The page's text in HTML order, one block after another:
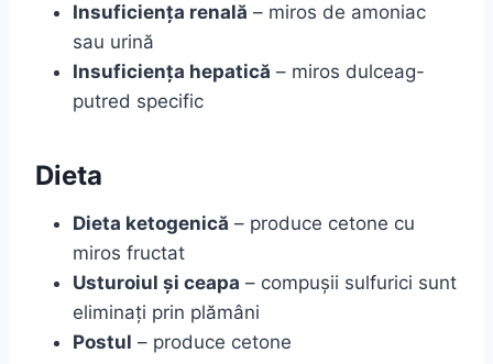
Insuficiența renală – miros de amoniac
sau urină
Insuficiența hepatică – miros dulceag-
putred specific
Dieta
Dieta ketogenică – produce cetone cu
miros fructat
Usturoiul și ceapa – compușii sulfurici sunt
eliminați prin plămâni
Postul – produce cetone